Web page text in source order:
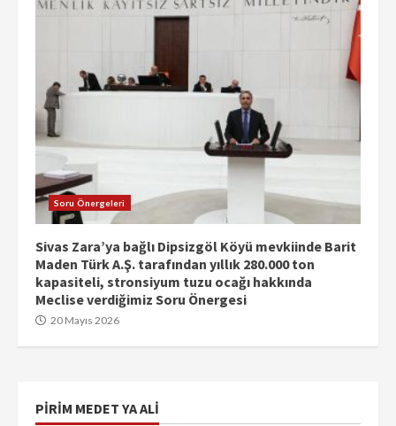
Soru Önergeleri
Sivas Zara’ya bağlı Dipsizgöl Köyü mevkiinde Barit
Maden Türk A.Ş. tarafından yıllık 280.000 ton
kapasiteli, stronsiyum tuzu ocağı hakkında
Meclise verdiğimiz Soru Önergesi
20 Mayıs 2026
PIRIM MEDET YA ALI